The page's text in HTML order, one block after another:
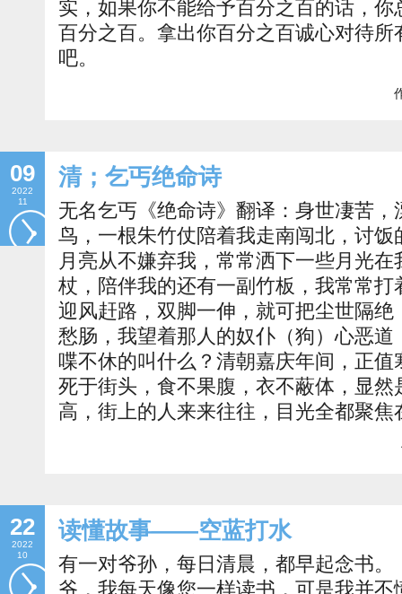
实，如果你不能给予百分之百的话，
百分之百。拿出你百分之百诚心对待
吧。
09
2022
11
清；乞丐绝命诗
无名乞丐《绝命诗》翻译：身世凄苦
鸟，一根朱竹仗陪着我走南闯北，讨
月亮从不嫌弃我，常常洒下一些月光
杖，陪伴我的还有一副竹板，我常常
迎风赶路，双脚一伸，就可把尘世隔
愁肠，我望着那人的奴仆（狗）心恶
喋不休的叫什么？清朝嘉庆年间，正
死于街头，食不果腹，衣不蔽体，显
高，街上的人来来往往，目光全都聚焦
22
2022
10
读懂故事——空蓝打水
有一对爷孙，每日清晨，都早起念书
爷，我每天像您一样读书，可是我并